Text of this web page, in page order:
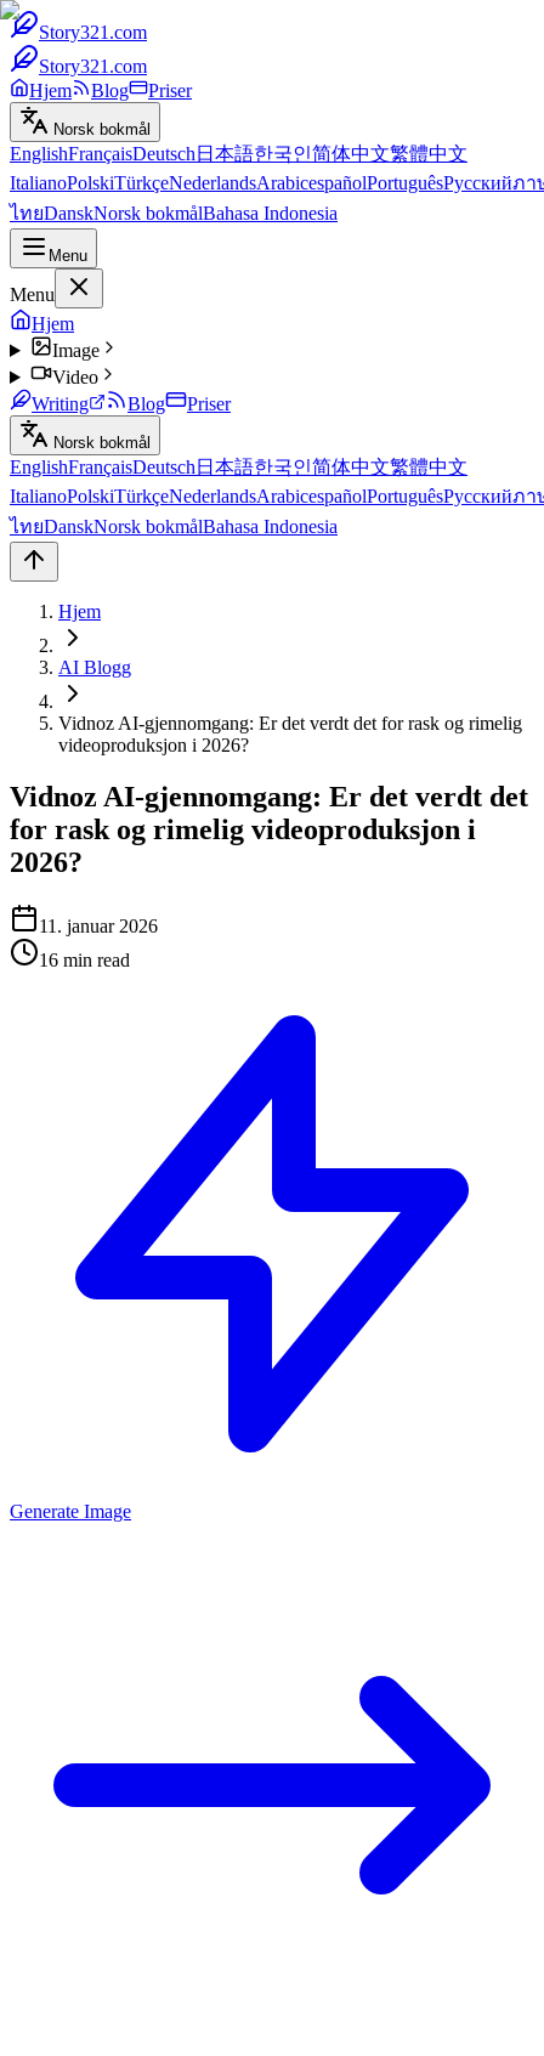
Story321.com
Story321.com
Hjem
Blog Priser
Norsk bokmål
EnglishFrançaisDeutsch 日本語한국인简体中文繁體中文
ItalianoPolskiTürkçeNederlandsArabicespañolPortuguêsРусскийภา
ไทยDanskNorsk bokmålBahasa Indonesia
Menu
Menu
Hjem
Image
Video
Writing
Blog Priser
Norsk bokmål
EnglishFrançaisDeutsch 日本語한국인简体中文繁體中文
ItalianoPolskiTürkçeNederlandsArabicespañolPortuguêsРусскийภา
ไทยDanskNorsk bokmålBahasa Indonesia
Hjem
AI Blogg
Vidnoz AI-gjennomgang: Er det verdt det for rask og rimelig
videoproduksjon i 2026?
Vidnoz AI-gjennomgang: Er det verdt det
for rask og rimelig videoproduksjon i
2026?
11. januar 2026
16 min read
Generate Image